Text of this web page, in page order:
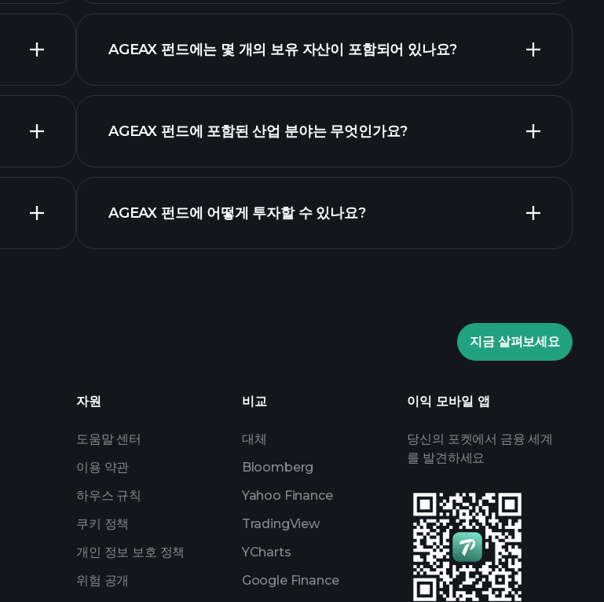
자산
AGEAX 펀드에는 몇 개의 보유 자산이 포함되어 있나요?
AGEAX 펀드 보유 종목
AGEAX 펀드에 포함된 산업 분야는 무엇인가요?
AGEAX 펀드에 어떻게 투자할 수 있나요?
지금 살펴보세요
자원
도움말 센터
이용 약관
하우스 규칙
쿠키 정책
개인 정보 보호 정책
위험 공개
비교
대체
Bloomberg
Yahoo Finance
TradingView
YCharts
Google Finance
이익 모바일 앱
당신의 포켓에서 금융 세계
를 발견하세요